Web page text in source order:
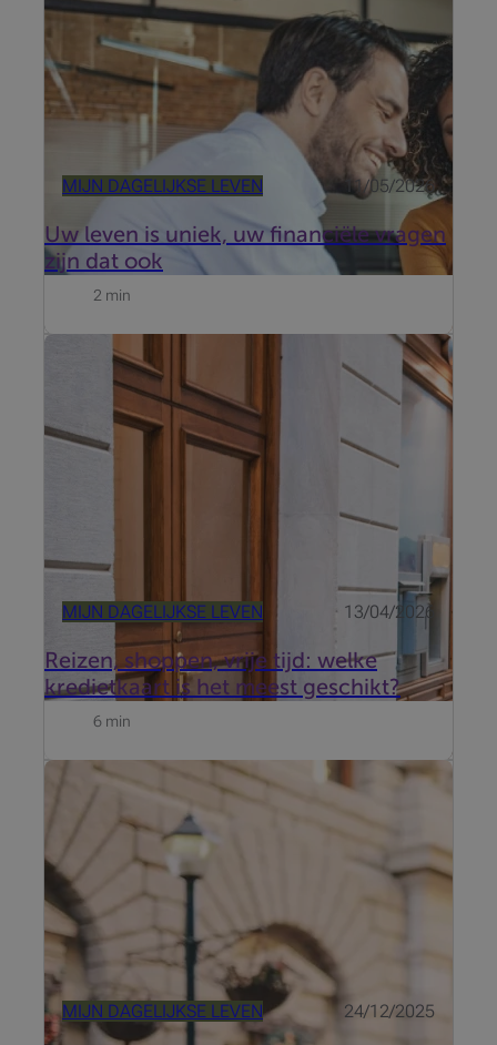
MIJN DAGELIJKSE LEVEN 11/05/2026
Uw leven is uniek, uw financiële vragen
zijn dat ook
2 min
MIJN DAGELIJKSE LEVEN 13/04/2026
Reizen, shoppen, vrije tijd: welke
kredietkaart is het meest geschikt?
Extra cashback, miles sparen, bijkomende
verzekeringen, … Aan de meestekredietkaartenzijn
heel wat extra voordelen verbonden. Maar welke
kredietkaart past het best bij uw levensstijl?
6 min
MIJN DAGELIJKSE LEVEN 24/12/2025
Uw kaart van Mastercard is veel meer dan een
betaalmiddel. Ze garandeert u tal van voordelen en
verleent u toegang tot onvergetelijke ervaringen.